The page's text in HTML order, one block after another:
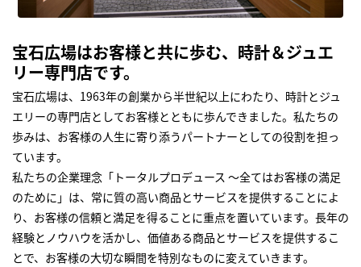
宝石広場はお客様と共に歩む、時計＆ジュエ
リー専門店です。
宝石広場は、1963年の創業から半世紀以上にわたり、時計とジュ
エリーの専門店としてお客様とともに歩んできました。私たちの
歩みは、お客様の人生に寄り添うパートナーとしての役割を担っ
ています。
私たちの企業理念「トータルプロデュース ～全てはお客様の満足
のために」は、常に質の高い商品とサービスを提供することによ
り、お客様の信頼と満足を得ることに重点を置いています。長年の
経験とノウハウを活かし、価値ある商品とサービスを提供するこ
とで、お客様の大切な瞬間を特別なものに変えていきます。